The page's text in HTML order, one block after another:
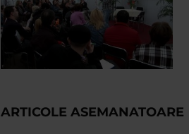
ARTICOLE ASEMANATOARE